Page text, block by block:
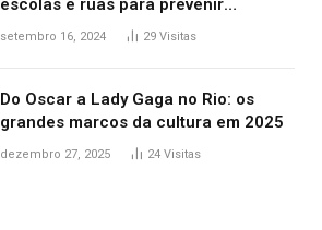
escolas e ruas para prevenir
acidentes no trânsito no AP
setembro 16, 2024 29 Visitas
Do Oscar a Lady Gaga no Rio: os
grandes marcos da cultura em 2025
dezembro 27, 2025 24 Visitas